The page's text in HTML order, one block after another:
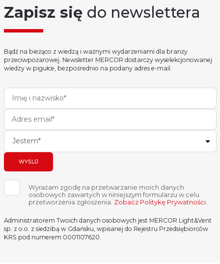
Zapisz się do newslettera
Bądź na bieżąco z wiedzą i ważnymi wydarzeniami dla branży
przeciwpożarowej. Newsletter MERCOR dostarczy wyselekcjonowanej
wiedzy w pigułce, bezpośrednio na podany adres e-mail.
Jestem*
WYŚLIJ
Wyrażam zgodę na przetwarzanie moich danych
osobowych zawartych w niniejszym formularzu w celu
przetworzenia zgłoszenia. Zobacz Politykę Prywatności.
Administratorem Twoich danych osobowych jest MERCOR Light&Vent
sp. z o.o. z siedzibą w Gdańsku, wpisanej do Rejestru Przedsiębiorców
KRS pod numerem 0001107620.